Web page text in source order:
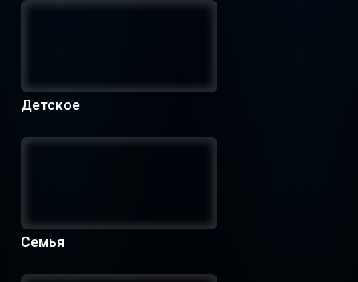
Детское
Семья